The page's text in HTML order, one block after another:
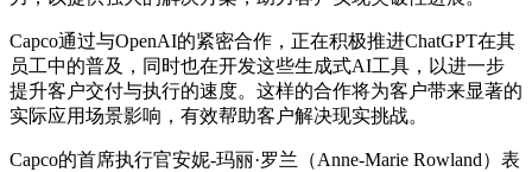
Capco通过与OpenAI的紧密合作，正在积极推进ChatGPT在其
员工中的普及，同时也在开发这些生成式AI工具，以进一步
提升客户交付与执行的速度。这样的合作将为客户带来显著的
实际应用场景影响，有效帮助客户解决现实挑战。
Capco的首席执行官安妮-玛丽·罗兰（Anne-Marie Rowland）表